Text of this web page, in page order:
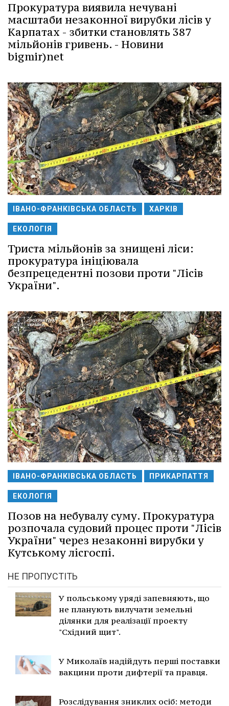
Прокуратура виявила нечувані
масштаби незаконної вирубки лісів у
Карпатах - збитки становлять 387
мільйонів гривень. - Новини
bigmir)net
ІВАНО-ФРАНКІВСЬКА ОБЛАСТЬ ХАРКІВ
ЕКОЛОГІЯ
Триста мільйонів за знищені ліси:
прокуратура ініціювала
безпрецедентні позови проти "Лісів
України".
ІВАНО-ФРАНКІВСЬКА ОБЛАСТЬ ПРИКАРПАТТЯ
ЕКОЛОГІЯ
Позов на небувалу суму. Прокуратура
розпочала судовий процес проти "Лісів
України" через незаконні вирубки у
Кутському лісгоспі.
НЕ ПРОПУСТІТЬ
У польському уряді запевняють, що
не планують вилучати земельні
ділянки для реалізації проекту
"Східний щит".
У Миколаїв надійдуть перші поставки
вакцини проти дифтерії та правця.
Розслідування зниклих осіб: методи